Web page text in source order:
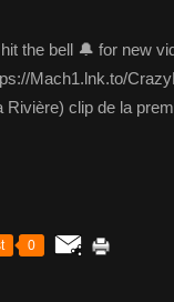
hit the bell 🔔 for
Mach1.lnk.to/
clip de la
0